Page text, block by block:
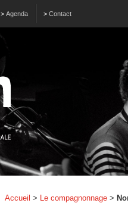
> Agenda > Contact
Accueil > Le compagnonnage >